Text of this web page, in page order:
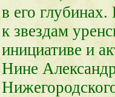
в его
к звездам
инициативе и
Нине